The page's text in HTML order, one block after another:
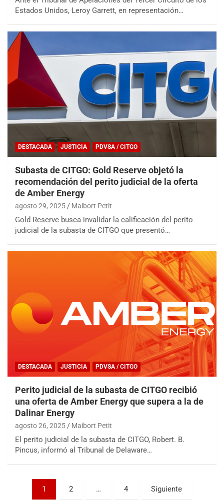
Estados Unidos, Leroy Garrett, en representación…
DESTACADA JUSTICIA PDVSA / CITGO
Subasta de CITGO: Gold Reserve objetó la
recomendación del perito judicial de la oferta
de Amber Energy
agosto 29, 2025 Maibort Petit
Gold Reserve busca invalidar la calificación del perito
judicial de la subasta de CITGO que presentó…
DESTACADA JUSTICIA PDVSA / CITGO
Perito judicial de la subasta de CITGO recibió
una oferta de Amber Energy que supera a la de
Dalinar Energy
agosto 26, 2025 Maibort Petit
El perito judicial de la subasta de CITGO, Robert. B.
Pincus, informó al Tribunal de Delaware…
Paginación
1 2 … 4 Siguiente